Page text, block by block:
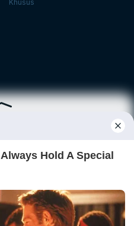
Khusus
Daftar